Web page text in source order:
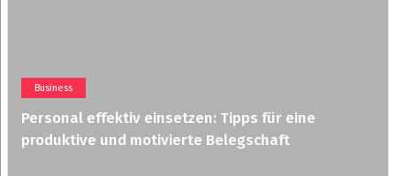
Business
Personal effektiv einsetzen: Tipps für eine
produktive und motivierte Belegschaft